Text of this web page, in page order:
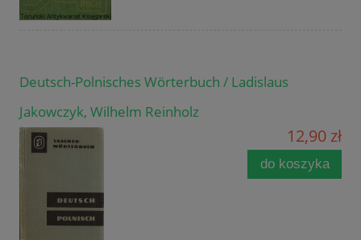
Deutsch-Polnisches Wörterbuch / Ladislaus
Jakowczyk, Wilhelm Reinholz
12,90 zł
do koszyka